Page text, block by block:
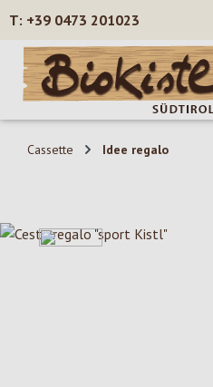
Passa al contenuto principale
+39 0473 201023
Cassette Idee regalo
Salta la galleria di immagini